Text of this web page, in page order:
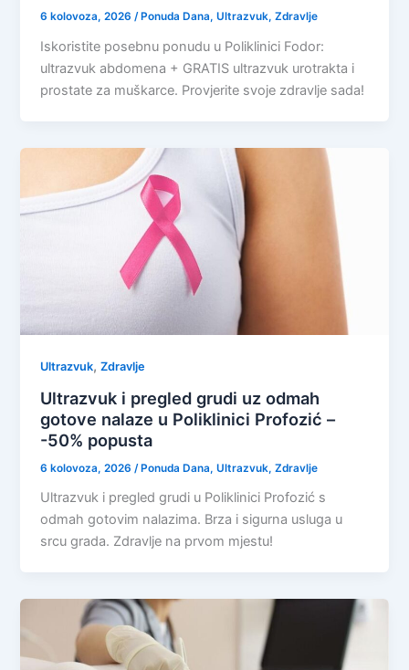
6 kolovoza, 2026/ Ponuda Dana,Ultrazvuk,Zdravlje
Iskoristite posebnu ponudu u Poliklinici Fodor:
ultrazvuk abdomena + GRATIS ultrazvuk urotrakta i
prostate za muškarce. Provjerite svoje zdravlje sada!
Ultrazvuk,Zdravlje
Ultrazvuk i pregled grudi uz odmah
gotove nalaze u Poliklinici Profozić –
-50% popusta
6 kolovoza, 2026 /Ponuda Dana,Ultrazvuk,Zdravlje
Ultrazvuk i pregled grudi u Poliklinici Profozić s
odmah gotovim nalazima. Brza i sigurna usluga u
srcu grada. Zdravlje na prvom mjestu!